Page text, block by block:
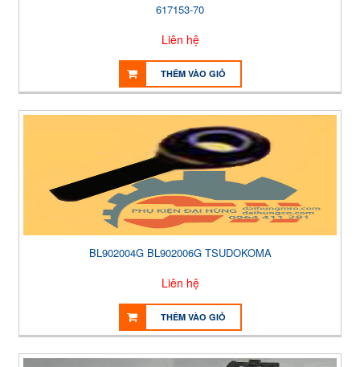
617153-70
Liên hệ
THÊM VÀO GIỎ
BL902004G BL902006G TSUDOKOMA
Liên hệ
THÊM VÀO GIỎ